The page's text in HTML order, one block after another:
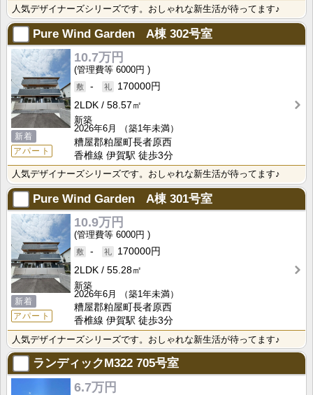
人気デザイナーズシリーズです。おしゃれな新生活が待ってます♪
Pure Wind Garden A棟 302号室
新着
アパート
10.7万円
6000円
-
170000円
2LDK
58.57㎡
新築
2026年6月
（築1年未満）
糟屋郡粕屋町長者原西
香椎線 伊賀駅 徒歩3分
人気デザイナーズシリーズです。おしゃれな新生活が待ってます♪
Pure Wind Garden A棟 301号室
新着
アパート
10.9万円
6000円
-
170000円
2LDK
55.28㎡
新築
2026年6月
（築1年未満）
糟屋郡粕屋町長者原西
香椎線 伊賀駅 徒歩3分
人気デザイナーズシリーズです。おしゃれな新生活が待ってます♪
ランディックM322 705号室
6.7万円